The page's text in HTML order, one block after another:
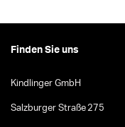
Finden Sie uns
Kindlinger GmbH
Salzburger Straße 275